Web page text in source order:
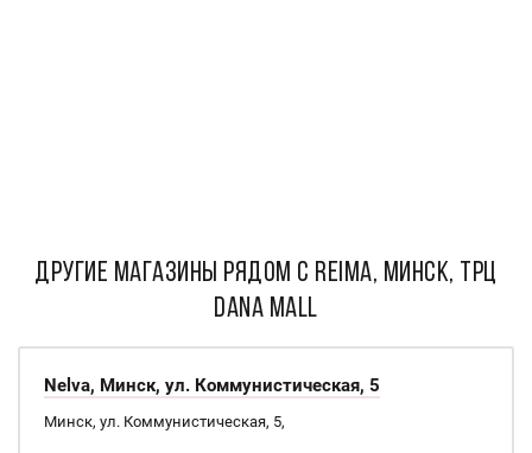
ДРУГИЕ МАГАЗИНЫ РЯДОМ С Reima, Минск, ТРЦ
Dana Mall
Nelva, Минск, ул. Коммунистическая, 5
Минск, ул. Коммунистическая, 5,